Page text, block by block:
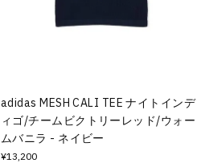
adidas MESH CALI TEE ナイトインデ
ィゴ/チームビクトリーレッド/ウォー
ムバニラ - ネイビー
¥13,200